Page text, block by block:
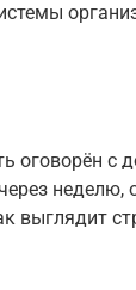
оговорён с
неделю,
выглядит